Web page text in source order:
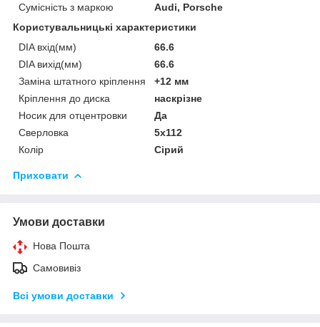
Сумісність з маркою
Audi, Porsche
Користувальницькі характеристики
DIA вхід(мм)
66.6
DIA вихід(мм)
66.6
Заміна штатного кріплення
+12 мм
Кріплення до диска
наскрізне
Носик для отцентровки
Да
Сверловка
5х112
Колір
Сірий
Приховати
Умови доставки
Нова Пошта
Самовивіз
Всі умови доставки